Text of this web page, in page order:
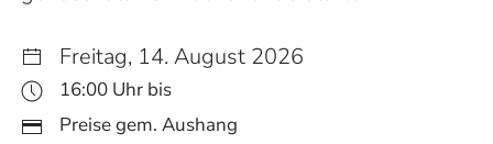
Freitag, 14. August 2026
16:00 Uhr bis
Preise gem. Aushang